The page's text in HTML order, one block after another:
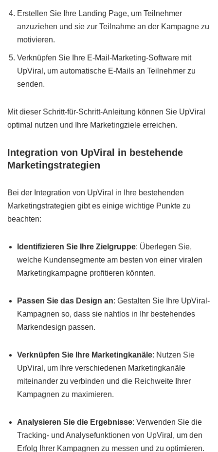
Erstellen Sie Ihre Landing Page, um Teilnehmer
anzuziehen und sie zur Teilnahme an der Kampagne zu
motivieren.
Verknüpfen Sie Ihre E-Mail-Marketing-Software mit
UpViral, um automatische E-Mails an Teilnehmer zu
senden.
Mit dieser Schritt-für-Schritt-Anleitung können Sie UpViral
optimal nutzen und Ihre Marketingziele erreichen.
Integration von UpViral in bestehende
Marketingstrategien
Bei der Integration von UpViral in Ihre bestehenden
Marketingstrategien gibt es einige wichtige Punkte zu
beachten:
Identifizieren Sie Ihre Zielgruppe: Überlegen Sie,
welche Kundensegmente am besten von einer viralen
Marketingkampagne profitieren könnten.
Passen Sie das Design an: Gestalten Sie Ihre UpViral-
Kampagnen so, dass sie nahtlos in Ihr bestehendes
Markendesign passen.
Verknüpfen Sie Ihre Marketingkanäle: Nutzen Sie
UpViral, um Ihre verschiedenen Marketingkanäle
miteinander zu verbinden und die Reichweite Ihrer
Kampagnen zu maximieren.
Analysieren Sie die Ergebnisse: Verwenden Sie die
Tracking- und Analysefunktionen von UpViral, um den
Erfolg Ihrer Kampagnen zu messen und zu optimieren.